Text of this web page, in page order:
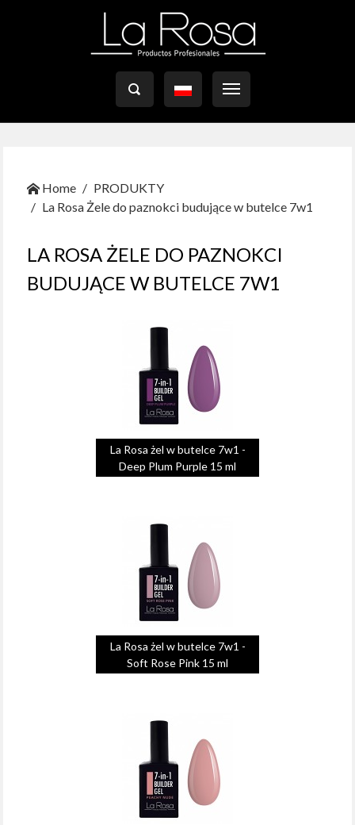

Home
PRODUKTY
La Rosa Żele do paznokci budujące w butelce 7w1
LA ROSA ŻELE DO PAZNOKCI
BUDUJĄCE W BUTELCE 7W1
La Rosa żel w butelce 7w1 -
Deep Plum Purple 15 ml
La Rosa żel w butelce 7w1 -
Soft Rose Pink 15 ml